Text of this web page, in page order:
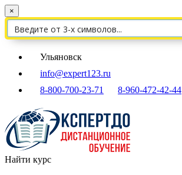
×
Ульяновск
info@expert123.ru
8-800-700-23-71
8-960-472-42-44
Найти курс